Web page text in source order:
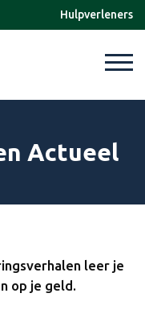
Hulpverleners
Actueel
leer je
op je geld.